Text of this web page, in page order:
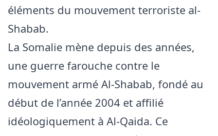
éléments du mouvement terroriste al-
Shabab.
La Somalie mène depuis des années,
une guerre farouche contre le
mouvement armé Al-Shabab, fondé au
début de l’année 2004 et affilié
idéologiquement à Al-Qaida. Ce